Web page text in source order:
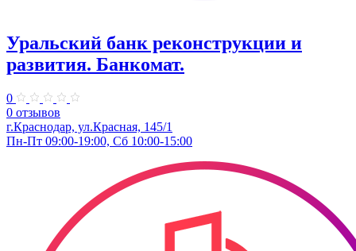
Уральский банк реконструкции и
развития. Банкомат.
0
0 отзывов
г.Краснодар, ул.Красная, 145/1
Пн-Пт 09:00-19:00, Сб 10:00-15:00